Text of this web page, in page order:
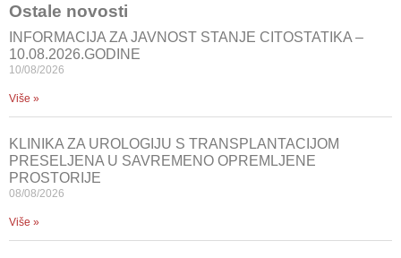
Ostale novosti
INFORMACIJA ZA JAVNOST STANJE CITOSTATIKA –
10.08.2026.GODINE
10/08/2026
Više »
KLINIKA ZA UROLOGIJU S TRANSPLANTACIJOM
PRESELJENA U SAVREMENO OPREMLJENE
PROSTORIJE
08/08/2026
Više »